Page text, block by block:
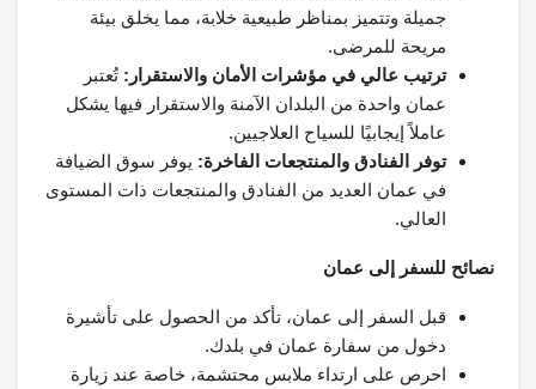
جميلة وتتميز بمناظر طبيعية خلابة، مما يخلق بيئة
مريحة للمرضى.
ترتيب عالي في مؤشرات الأمان والاستقرار: تُعتبر
عمان واحدة من البلدان الآمنة والاستقرار فيها يشكل
عاملاً إيجابيًا للسياح العلاجيين.
توفر الفنادق والمنتجعات الفاخرة: يوفر سوق الضيافة
في عمان العديد من الفنادق والمنتجعات ذات المستوى
العالي.
نصائح للسفر إلى عمان
قبل السفر إلى عمان، تأكد من الحصول على تأشيرة
دخول من سفارة عمان في بلدك.
احرص على ارتداء ملابس محتشمة، خاصة عند زيارة